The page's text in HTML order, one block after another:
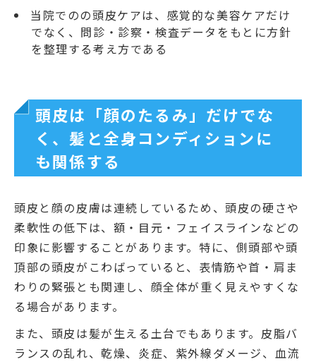
当院でのの頭皮ケアは、感覚的な美容ケアだけ
でなく、問診・診察・検査データをもとに方針
を整理する考え方である
頭皮は「顔のたるみ」だけでな
く、髪と全身コンディションに
も関係する
頭皮と顔の皮膚は連続しているため、頭皮の硬さや
柔軟性の低下は、額・目元・フェイスラインなどの
印象に影響することがあります。特に、側頭部や頭
頂部の頭皮がこわばっていると、表情筋や首・肩ま
わりの緊張とも関連し、顔全体が重く見えやすくな
る場合があります。
また、頭皮は髪が生える土台でもあります。皮脂バ
ランスの乱れ、乾燥、炎症、紫外線ダメージ、血流